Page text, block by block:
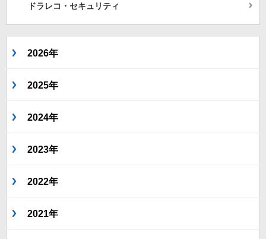
ドラレコ・セキュリティ
2026年
2025年
2024年
2023年
2022年
2021年